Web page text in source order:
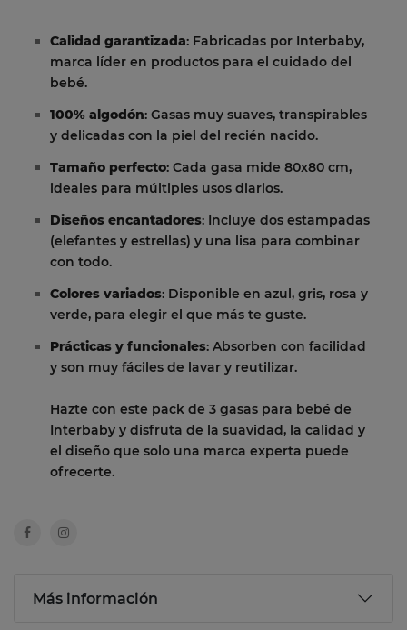
Calidad garantizada: Fabricadas por Interbaby,
marca líder en productos para el cuidado del
bebé.
100% algodón: Gasas muy suaves, transpirables
y delicadas con la piel del recién nacido.
Tamaño perfecto: Cada gasa mide 80x80 cm,
ideales para múltiples usos diarios.
Diseños encantadores: Incluye dos estampadas
(elefantes y estrellas) y una lisa para combinar
con todo.
Colores variados: Disponible en azul, gris, rosa y
verde, para elegir el que más te guste.
Prácticas y funcionales: Absorben con facilidad
y son muy fáciles de lavar y reutilizar.
Hazte con este pack de 3 gasas para bebé de
Interbaby y disfruta de la suavidad, la calidad y
el diseño que solo una marca experta puede
ofrecerte.
Más información